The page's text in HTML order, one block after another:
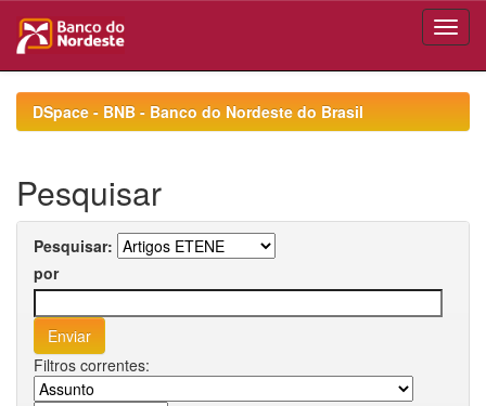
navigationDSpace - BNB - Banco do Nordeste do Brasil
Pesquisar
Pesquisar:
por
Filtros correntes: